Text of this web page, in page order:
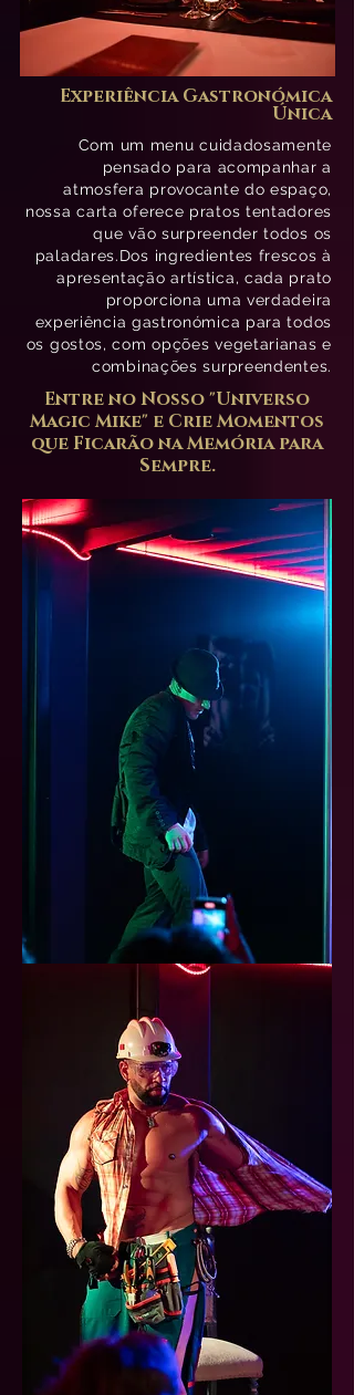
Experiência Gastronómica
Única
Com um menu cuidadosamente
pensado para acompanhar a
atmosfera provocante do espaço,
nossa carta oferece pratos tentadores
que vão surpreender todos os
paladares.Dos ingredientes frescos à
apresentação artística, cada prato
proporciona uma verdadeira
experiência gastronómica para todos
os gostos, com opções vegetarianas e
combinações surpreendentes.
Entre no Nosso "Universo
Magic Mike" e Crie Momentos
que Ficarão na Memória para
Sempre.